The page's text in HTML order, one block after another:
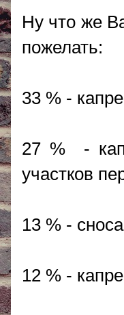
Ну что же
пожелать:
33 % -
27 % -
участков
13 % -
12 % -